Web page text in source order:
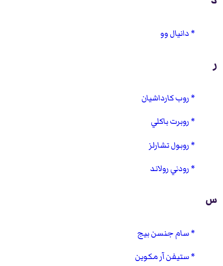
دانيال وو
ر
روب كارداشيان
روبرت باكلي
روبول تشارلز
رودني رولاند
س
سام جنسن بيج
ستيفن آر مكوين